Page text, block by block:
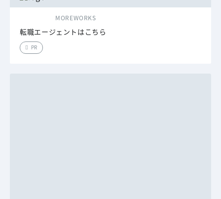
MOREWORKS
転職エージェントはこちら
PR